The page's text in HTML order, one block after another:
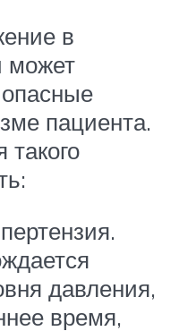
в
может
пациента.
давления,
время,